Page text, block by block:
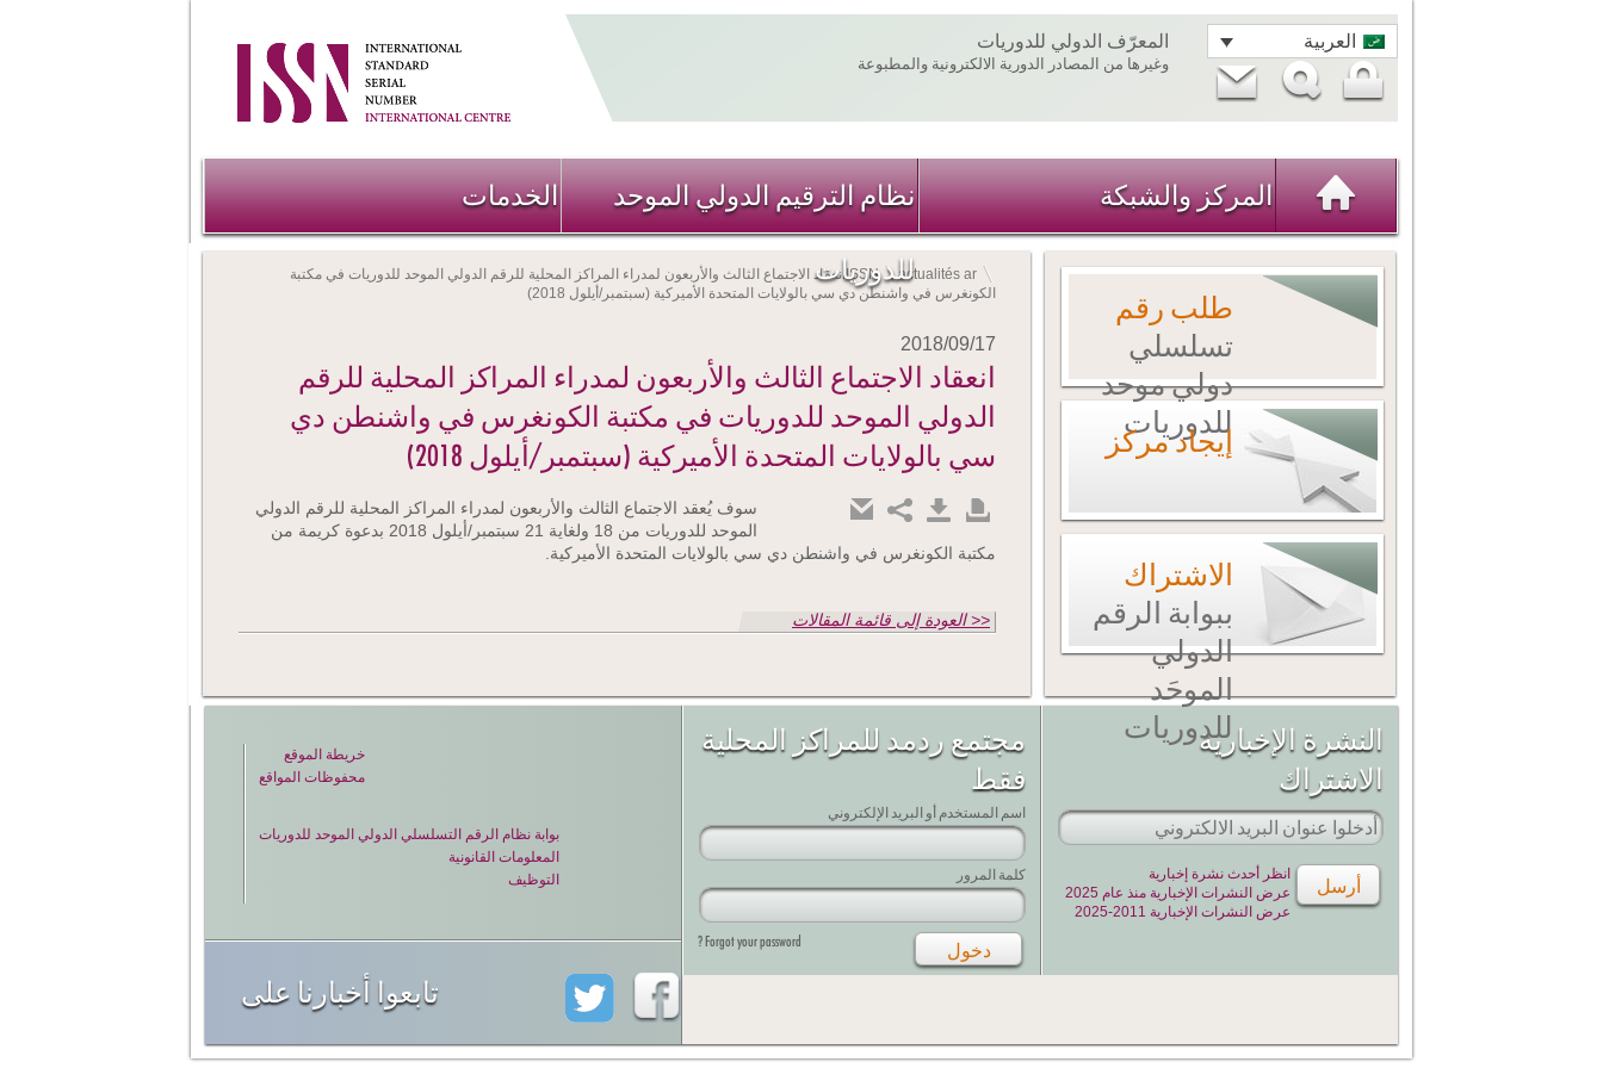
المعرّف الدولي للدوريات
وغيرها من المصادر الدورية الالكترونية والمطبوعة
العربية
المركز والشبكة نظام الترقيم الدولي الموحد
للدوريات
الخدمات
ISSN actualités ar
انعقاد الاجتماع الثالث والأربعون لمدراء المراكز المحلية للرقم الدولي الموحد للدوريات في مكتبة
الكونغرس في واشنطن دي سي بالولايات المتحدة الأميركية (سبتمبر/أيلول 2018)
2018/09/17
انعقاد الاجتماع الثالث والأربعون لمدراء المراكز المحلية للرقم
الدولي الموحد للدوريات في مكتبة الكونغرس في واشنطن دي
سي بالولايات المتحدة الأميركية (سبتمبر/أيلول 2018)
سوف يُعقد الاجتماع الثالث والأربعون لمدراء المراكز المحلية للرقم الدولي
الموحد للدوريات من 18 ولغاية 21 سبتمبر/أيلول 2018 بدعوة كريمة من
مكتبة الكونغرس في واشنطن دي سي بالولايات المتحدة الأميركية.
<< العودة إلى قائمة المقالات
طلب رقم
تسلسلي
دولي موحد
للدوريات
إيجاد مركز
الاشتراك
ببوابة الرقم
الدولي
الموحَد
للدوريات
خريطة الموقع
محفوظات المواقع
بوابة نظام الرقم التسلسلي الدولي الموحد للدوريات
المعلومات القانونية
التوظيف
تابعوا أخبارنا على
مجتمع ردمد للمراكز المحلية
فقط
اسم المستخدم أو البريد الإلكتروني
كلمة المرور
Forgot your password ?
النشرة الإخبارية
الاشتراك
انظر أحدث نشرة إخبارية
عرض النشرات الإخبارية منذ عام 2025
عرض النشرات الإخبارية 2011-2025